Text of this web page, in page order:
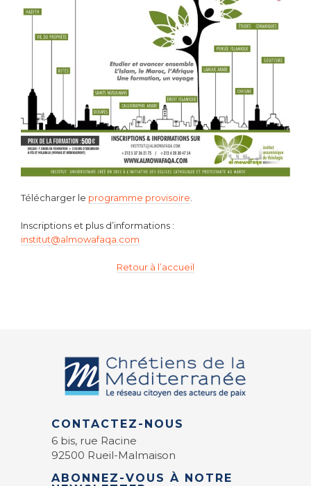
Télécharger le programme provisoire.
Inscriptions et plus d’informations :
institut@almowafaqa.com
Retour à l’accueil
CONTACTEZ-NOUS
6 bis, rue Racine
92500 Rueil-Malmaison
ABONNEZ-VOUS À NOTRE